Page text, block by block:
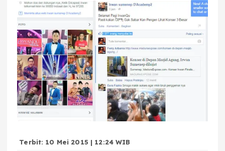
Terbit: 10 Mei 2015 | 12:24 WIB